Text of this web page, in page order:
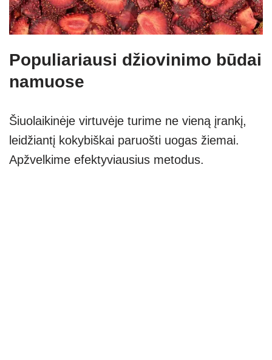
Populiariausi džiovinimo būdai
namuose
Šiuolaikinėje virtuvėje turime ne vieną įrankį,
leidžiantį kokybiškai paruošti uogas žiemai.
Apžvelkime efektyviausius metodus.